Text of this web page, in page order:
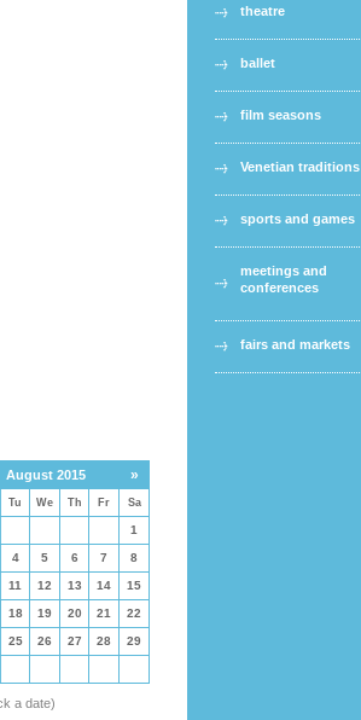
August 2015 »
Tu We Th Fr Sa
1
4 5 6 7 8
11 12 13 14 15
18 19 20 21 22
25 26 27 28 29
a date)
theatre
ballet
film seasons
Venetian traditions
sports and games
meetings and
conferences
fairs and markets